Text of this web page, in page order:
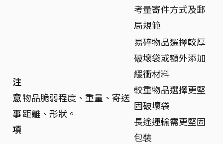
考量寄件方式及郵
局規範
注
意
事
項
物品脆弱程度、重量、寄送
距離、形狀。
易碎物品選擇較厚
破壞袋或額外添加
緩衝材料
較重物品選擇更堅
固破壞袋
長途運輸需更堅固
包裝